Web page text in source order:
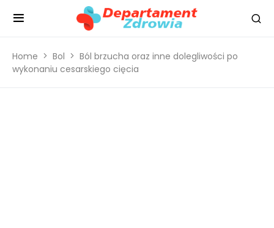
Home Bol
Ból brzucha oraz inne dolegliwości po
wykonaniu cesarskiego cięcia